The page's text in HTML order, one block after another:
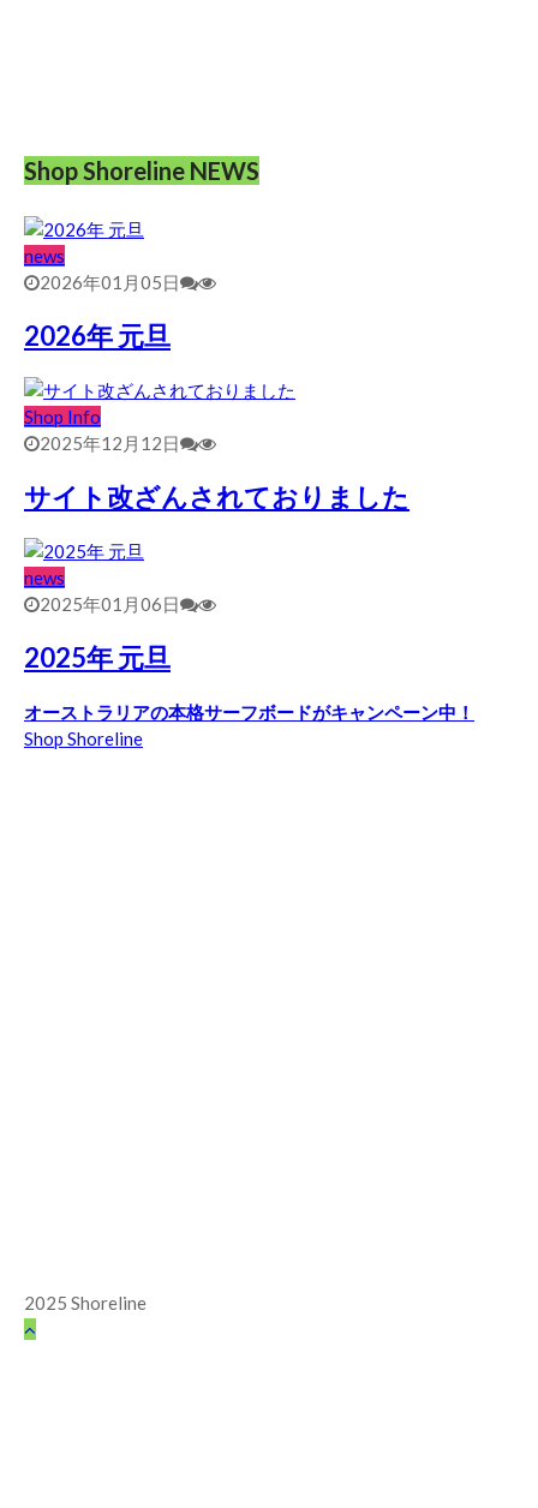
Shop Shoreline NEWS
news
2026年01月05日
2026年 元旦
Shop Info
2025年12月12日
サイト改ざんされておりました
news
2025年01月06日
2025年 元旦
オーストラリアの本格サーフボードがキャンペーン中！
Shop Shoreline
2025 Shoreline